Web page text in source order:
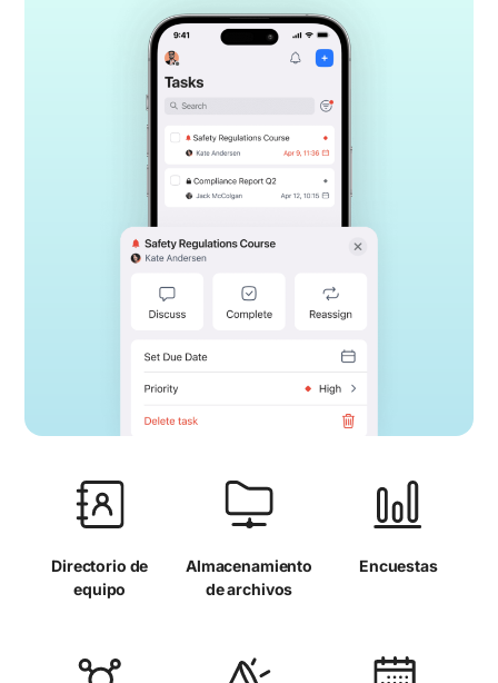
Directorio de
equipo
Almacenamiento
de archivos
Encuestas